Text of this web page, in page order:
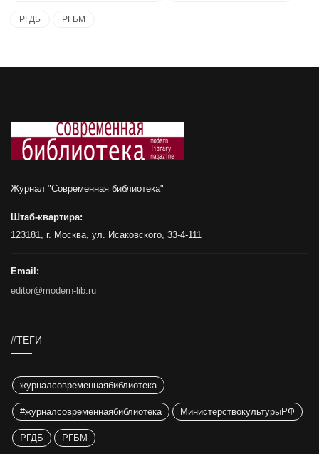
РГДБ РГБМ
Журнал "Современная библиотека"
Штаб-квартира:
123181, г. Москва, ул. Исаковского, 33-4-111
Email:
editor@modern-lib.ru
#ТЕГИ
журналсовременнаябиблиотека
#журналсовременнаябиблиотека МинистерствокультурыРФ
РГДБ РГБМ